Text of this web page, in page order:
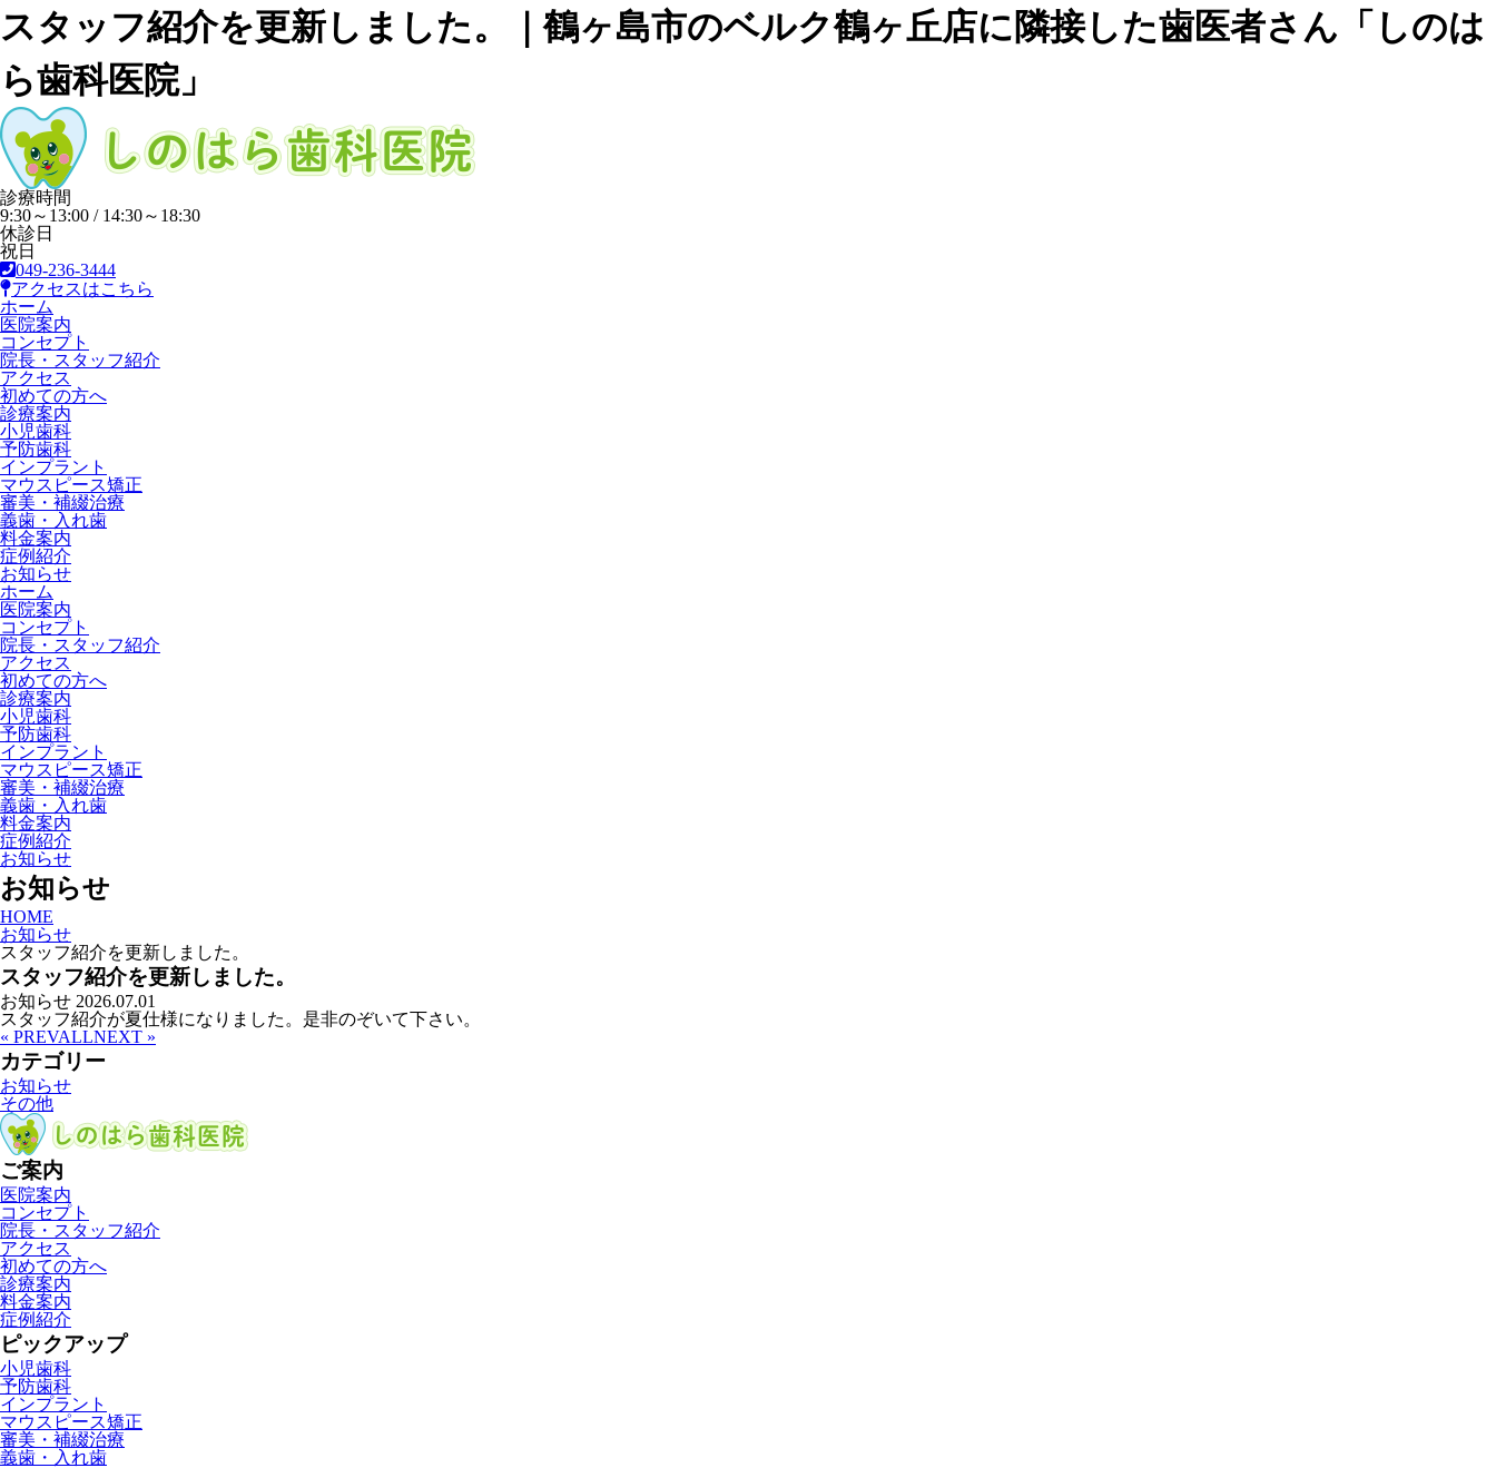
スタッフ紹介を更新しました。｜鶴ヶ島市のベルク鶴ヶ丘店に隣接した歯医者さん「しのは
ら歯科医院」
診療時間
9:30～13:00 / 14:30～18:30
休診日
祝日
049-236-3444
アクセスはこちら
ホーム
医院案内
コンセプト
院長・スタッフ紹介
アクセス
初めての方へ
診療案内
小児歯科
予防歯科
インプラント
マウスピース矯正
審美・補綴治療
義歯・入れ歯
料金案内
症例紹介
お知らせ
ホーム
医院案内
コンセプト
院長・スタッフ紹介
アクセス
初めての方へ
診療案内
小児歯科
予防歯科
インプラント
マウスピース矯正
審美・補綴治療
義歯・入れ歯
料金案内
症例紹介
お知らせ
お知らせ
HOME
お知らせ
スタッフ紹介を更新しました。
スタッフ紹介を更新しました。
お知らせ 2026.07.01
スタッフ紹介が夏仕様になりました。是非のぞいて下さい。
« PREVALLNEXT »
カテゴリー
お知らせ
その他
ご案内
医院案内
コンセプト
院長・スタッフ紹介
アクセス
初めての方へ
診療案内
料金案内
症例紹介
ピックアップ
小児歯科
予防歯科
インプラント
マウスピース矯正
審美・補綴治療
義歯・入れ歯